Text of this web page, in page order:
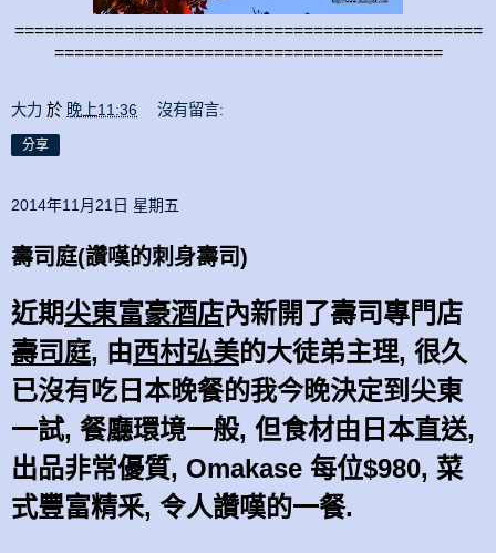
===============================================
=======================================
大力 於 晚上11:36 沒有留言:
分享
2014年11月21日 星期五
壽司庭(讚嘆的刺身壽司)
近期尖東富豪酒店內新開了壽司專門店
壽司庭, 由西村弘美的大徒弟主理, 很久
已沒有吃日本晚餐的我今晚決定到尖東
一試, 餐廳環境一般, 但食材由日本直送,
出品非常優質, Omakase 每位$980, 菜
式豐富精釆, 令人讚嘆的一餐.